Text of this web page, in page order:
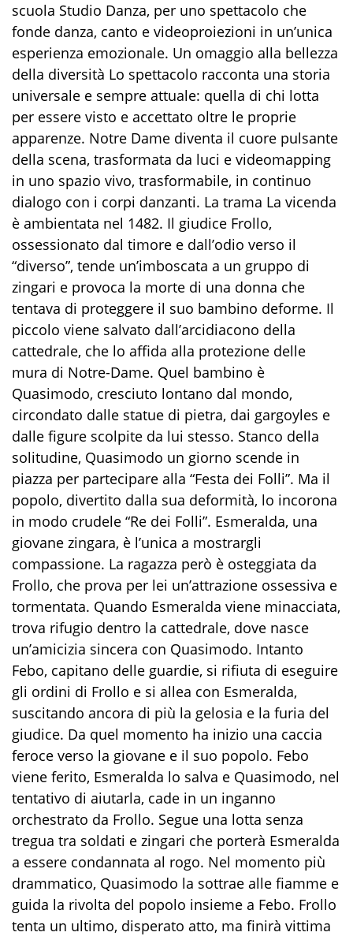
scuola Studio Danza, per uno spettacolo che
fonde danza, canto e videoproiezioni in un’unica
esperienza emozionale. Un omaggio alla bellezza
della diversità Lo spettacolo racconta una storia
universale e sempre attuale: quella di chi lotta
per essere visto e accettato oltre le proprie
apparenze. Notre Dame diventa il cuore pulsante
della scena, trasformata da luci e videomapping
in uno spazio vivo, trasformabile, in continuo
dialogo con i corpi danzanti. La trama La vicenda
è ambientata nel 1482. Il giudice Frollo,
ossessionato dal timore e dall’odio verso il
“diverso”, tende un’imboscata a un gruppo di
zingari e provoca la morte di una donna che
tentava di proteggere il suo bambino deforme. Il
piccolo viene salvato dall’arcidiacono della
cattedrale, che lo affida alla protezione delle
mura di Notre-Dame. Quel bambino è
Quasimodo, cresciuto lontano dal mondo,
circondato dalle statue di pietra, dai gargoyles e
dalle figure scolpite da lui stesso. Stanco della
solitudine, Quasimodo un giorno scende in
piazza per partecipare alla “Festa dei Folli”. Ma il
popolo, divertito dalla sua deformità, lo incorona
in modo crudele “Re dei Folli”. Esmeralda, una
giovane zingara, è l’unica a mostrargli
compassione. La ragazza però è osteggiata da
Frollo, che prova per lei un’attrazione ossessiva e
tormentata. Quando Esmeralda viene minacciata,
trova rifugio dentro la cattedrale, dove nasce
un’amicizia sincera con Quasimodo. Intanto
Febo, capitano delle guardie, si rifiuta di eseguire
gli ordini di Frollo e si allea con Esmeralda,
suscitando ancora di più la gelosia e la furia del
giudice. Da quel momento ha inizio una caccia
feroce verso la giovane e il suo popolo. Febo
viene ferito, Esmeralda lo salva e Quasimodo, nel
tentativo di aiutarla, cade in un inganno
orchestrato da Frollo. Segue una lotta senza
tregua tra soldati e zingari che porterà Esmeralda
a essere condannata al rogo. Nel momento più
drammatico, Quasimodo la sottrae alle fiamme e
guida la rivolta del popolo insieme a Febo. Frollo
tenta un ultimo, disperato atto, ma finirà vittima